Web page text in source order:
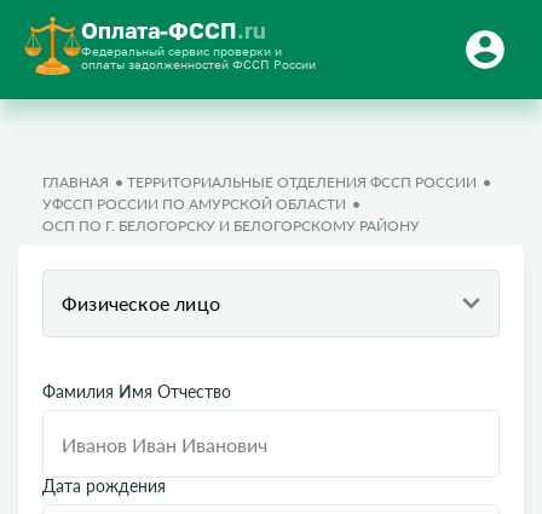
Оплата-ФССП.ru
Федеральный сервис проверки и
оплаты задолженностей ФССП России
ГЛАВНАЯ
ТЕРРИТОРИАЛЬНЫЕ ОТДЕЛЕНИЯ ФССП РОССИИ
УФССП РОССИИ ПО АМУРСКОЙ ОБЛАСТИ
ОСП ПО Г. БЕЛОГОРСКУ И БЕЛОГОРСКОМУ РАЙОНУ
Физическое лицо
Фамилия Имя Отчество
Дата рождения